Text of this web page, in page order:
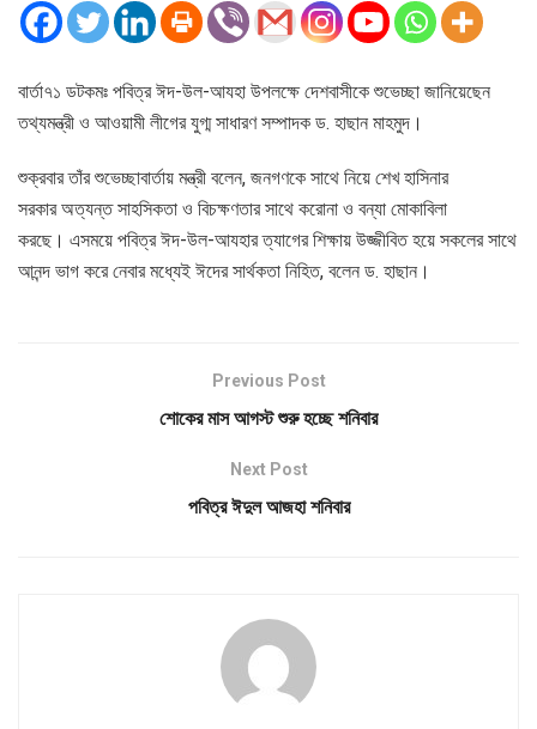
বার্তা৭১ ডটকমঃ পবিত্র ঈদ-উল-আযহা উপলক্ষে দেশবাসীকে শুভেচ্ছা জানিয়েছেন
তথ্যমন্ত্রী ও আওয়ামী লীগের যুগ্ম সাধারণ সম্পাদক ড. হাছান মাহমুদ।
শুক্রবার তাঁর শুভেচ্ছাবার্তায় মন্ত্রী বলেন, জনগণকে সাথে নিয়ে শেখ হাসিনার
সরকার অত্যন্ত সাহসিকতা ও বিচক্ষণতার সাথে করোনা ও বন্যা মোকাবিলা
করছে। এসময়ে পবিত্র ঈদ-উল-আযহার ত্যাগের শিক্ষায় উজ্জীবিত হয়ে সকলের সাথে
আনন্দ ভাগ করে নেবার মধ্যেই ঈদের সার্থকতা নিহিত, বলেন ড. হাছান।
Previous Post
শোকের মাস আগস্ট শুরু হচ্ছে শনিবার
Next Post
পবিত্র ঈদুল আজহা শনিবার